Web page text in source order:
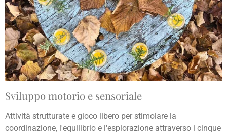
Sviluppo motorio e sensoriale
Attività strutturate e gioco libero per stimolare la
coordinazione, l'equilibrio e l'esplorazione attraverso i cinque